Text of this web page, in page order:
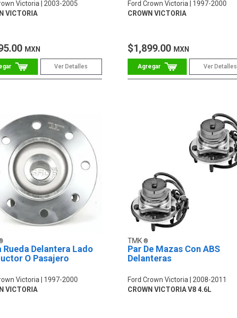
Victoria
2003-2005
VICTORIA
MXN
Ver Detalles
Ford Crown Victoria
1997-2000
CROWN VICTORIA
$1,899.00 MXN
Ver Detalles
Rueda Delantera Lado
O Pasajero
Victoria
1997-2000
VICTORIA
TMK
Par De Mazas Con ABS
Delanteras
Ford Crown Victoria 2008-2011
CROWN VICTORIA V8 4.6L